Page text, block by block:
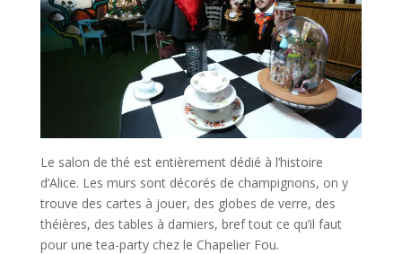
Le salon de thé est entièrement dédié à l’histoire
d’Alice. Les murs sont décorés de champignons, on y
trouve des cartes à jouer, des globes de verre, des
théières, des tables à damiers, bref tout ce qu’il faut
pour une tea-party chez le Chapelier Fou.